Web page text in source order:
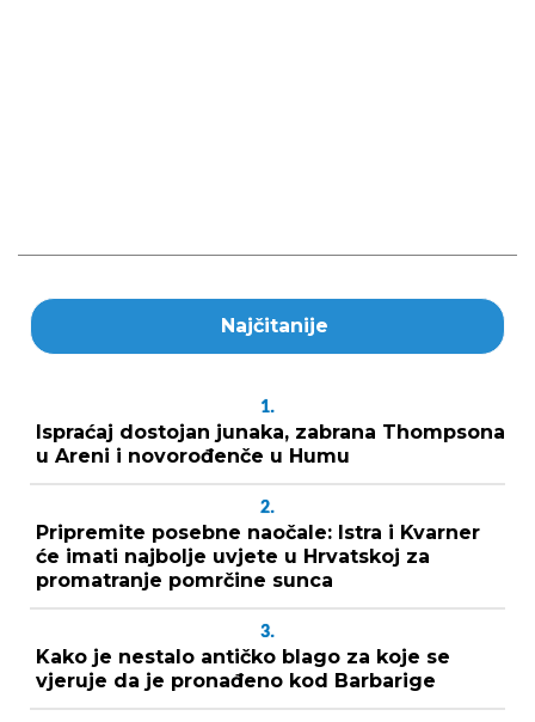
Najčitanije
1.
Ispraćaj dostojan junaka, zabrana Thompsona
u Areni i novorođenče u Humu
2.
Pripremite posebne naočale: Istra i Kvarner
će imati najbolje uvjete u Hrvatskoj za
promatranje pomrčine sunca
3.
Kako je nestalo antičko blago za koje se
vjeruje da je pronađeno kod Barbarige